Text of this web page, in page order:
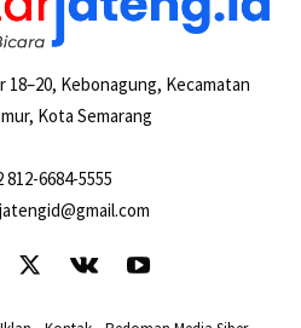
Kebonagung, Kecamatan
Kota Semarang
812-6684-5555